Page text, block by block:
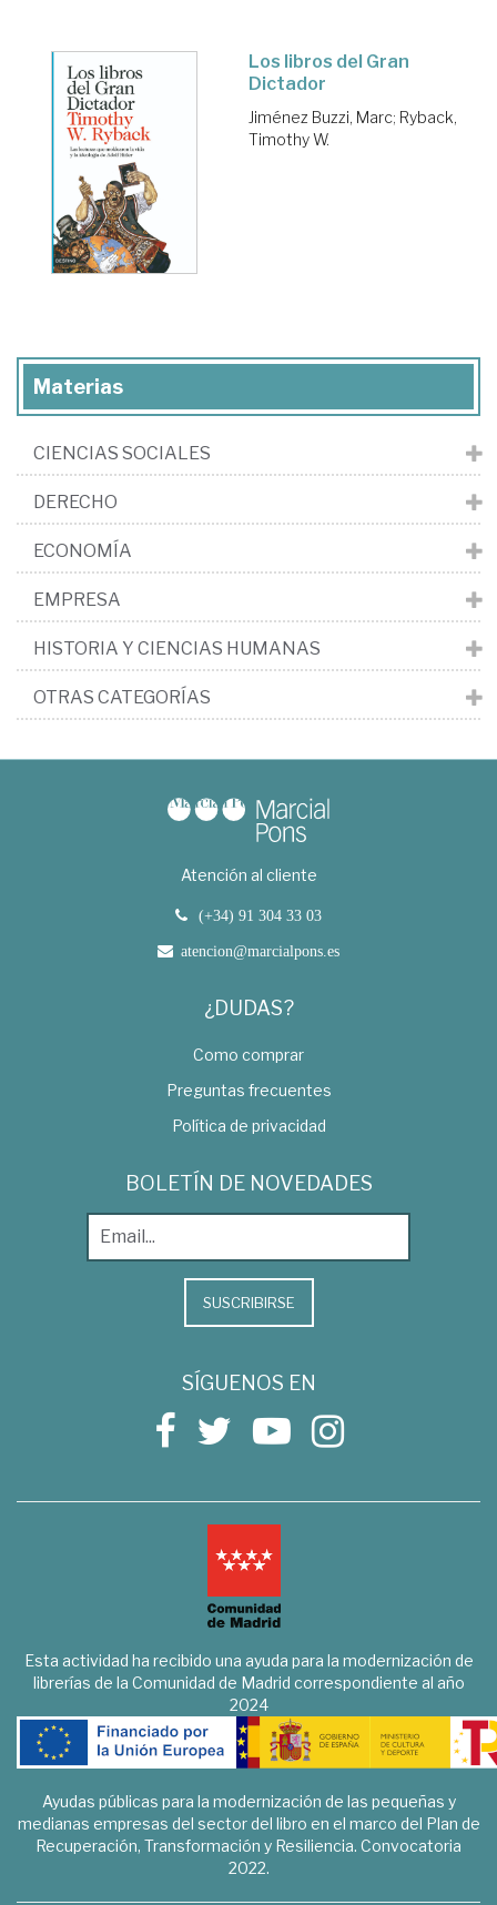
Los libros del Gran
Dictador
Jiménez Buzzi, Marc; Ryback,
Timothy W.
Materias
CIENCIAS SOCIALES
DERECHO
ECONOMÍA
EMPRESA
HISTORIA Y CIENCIAS HUMANAS
OTRAS CATEGORÍAS
Atención al cliente
(+34) 91 304 33 03
atencion@marcialpons.es
¿DUDAS?
Como comprar
Preguntas frecuentes
Política de privacidad
BOLETÍN DE NOVEDADES
SUSCRIBIRSE
SÍGUENOS EN
Esta actividad ha recibido una ayuda para la modernización de
librerías de la Comunidad de Madrid correspondiente al año
2024
Ayudas públicas para la modernización de las pequeñas y
medianas empresas del sector del libro en el marco del Plan de
Recuperación, Transformación y Resiliencia. Convocatoria
2022.